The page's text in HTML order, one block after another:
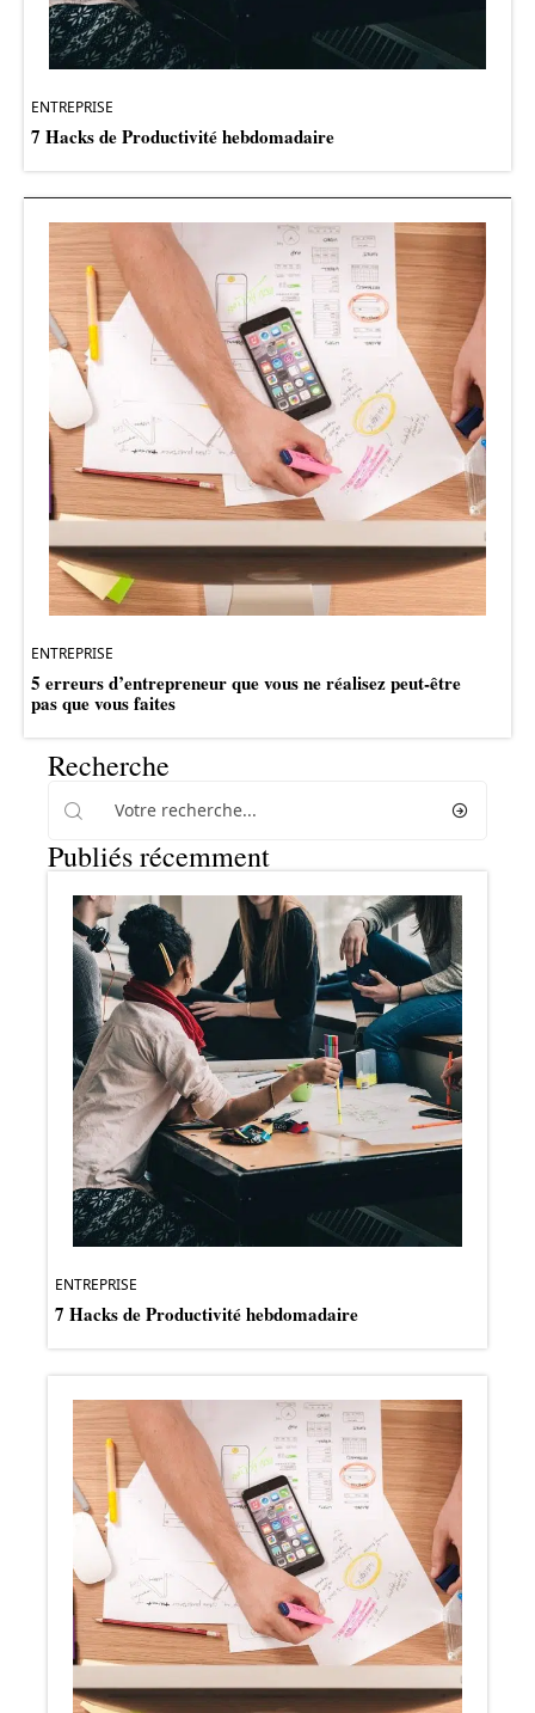
ENTREPRISE
7 Hacks de Productivité hebdomadaire
ENTREPRISE
5 erreurs d’entrepreneur que vous ne réalisez peut-être
pas que vous faites
Recherche
Publiés récemment
ENTREPRISE
7 Hacks de Productivité hebdomadaire